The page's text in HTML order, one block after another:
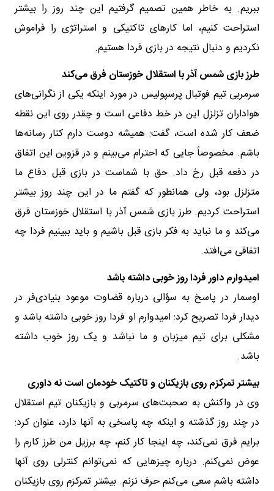
ببریم. به خاطر همین تصمیم گرفتیم این چند روز را بیشتر
استراحت کنیم، اما کارهای تاکتیکی و استراتژی را فراموش
نکردیم و دنبال نتیجه در بازی فردا هستیم.
طرز بازی شمس آذر با استقلال خوزستان فرق می‌کند
سرمربی تیم فوتبال پرسپولیس در مورد اینکه یکی از نگرانی‌های
هواداران تزلزل این در خط دفاعی است و چقدر روی این نقطه
ضعف کار شده است، گفت: همیشه دوست دارم کنار رسانه‌ها
باشم. مخصوصاً جایی که احترام می‌بینم و در قزوین این اتفاق
در دفعه قبل رخ داد. حق با شماست در بازی قبل دفاع ما
متزلزل بود، ولی همانطور که گفتم ما در این چند روز بیشتر
استراحت کردیم. طرز بازی شمس آذر با استقلال خوزستان فرق
می‌کند و ما نباید به فکر بازی قبل باشیم و باید ببینیم فردا چه
اتفاقی می‌افتد.
امیدوارم داور فردا روز خوبی داشته باشد
اوسمار در پاسخ به سؤالی درباره قضاوت موعود بنیادی‌فر در
دیدار فردا تصریح کرد: امیدوارم او فردا روز خوبی داشته باشد و
مشکلی برای تیم میزبان و ما نباشد و یک روز خوب داشته
باشد.
بیشتر تمرکزم روی بازیکنان و تاکتیک خودمان است نه داوری
وی در واکنش به صحبت‌های سرمربی و بازیکنان تیم استقلال
در چند روز گذشته و اینکه چه پاسخی به آنها دارد، عنوان کرد:
برایم فرق نمی‌کند، چه اینجا کار کنم، چه برزیل من طرز کارم را
عوض نمی‌کنم. درباره چیزهایی که نمی‌توانم کنترلی روی آنها
داشته باشم سعی می‌کنم حرف نزنم. بیشتر تمرکزم روی بازیکنان